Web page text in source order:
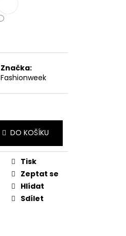
Značka:
Fashionweek
DO KOŠÍKU
Tisk
Zeptat se
Hlídat
Sdílet